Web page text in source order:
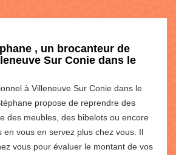
, un brocanteur de
Sur Conie dans le
à Villeneuve Sur Conie dans le
propose de reprendre des
des meubles, des bibelots ou encore
en vous en servez plus chez vous. Il
vous pour évaluer le montant de vos